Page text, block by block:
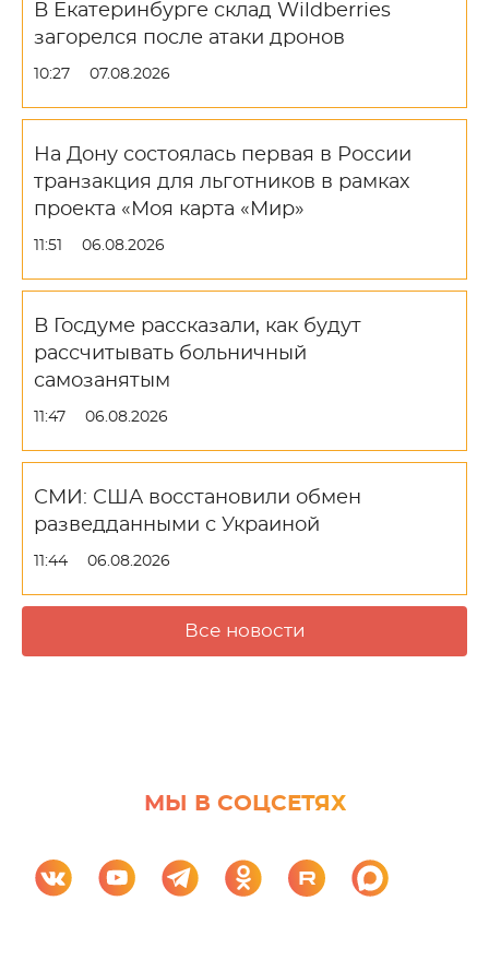
В Екатеринбурге склад Wildberries
загорелся после атаки дронов
10:27 07.08.2026
На Дону состоялась первая в России
транзакция для льготников в рамках
проекта «Моя карта «Мир»
11:51 06.08.2026
В Госдуме рассказали, как будут
рассчитывать больничный
самозанятым
11:47 06.08.2026
СМИ: США восстановили обмен
разведданными с Украиной
11:44 06.08.2026
Все новости
МЫ В СОЦСЕТЯХ